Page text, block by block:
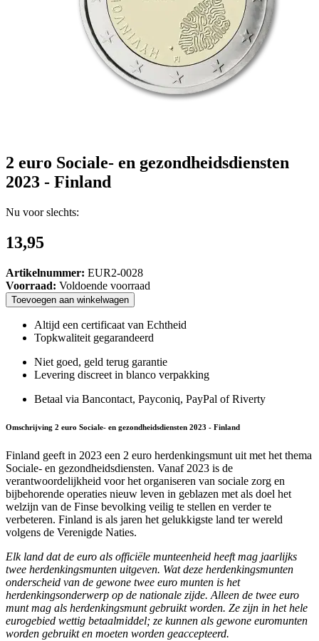
2 euro Sociale- en gezondheidsdiensten
2023 - Finland
Nu voor slechts:
13,95
Artikelnummer: EUR2-0028
Voorraad: Voldoende voorraad
Toevoegen aan winkelwagen
Altijd een certificaat van Echtheid
Topkwaliteit gegarandeerd
Niet goed, geld terug garantie
Levering discreet in blanco verpakking
Betaal via Bancontact, Payconiq, PayPal of Riverty
Omschrijving 2 euro Sociale- en gezondheidsdiensten 2023 - Finland
Finland geeft in 2023 een 2 euro herdenkingsmunt uit met het thema
Sociale- en gezondheidsdiensten. Vanaf 2023 is de
verantwoordelijkheid voor het organiseren van sociale zorg en
bijbehorende operaties nieuw leven in geblazen met als doel het
welzijn van de Finse bevolking veilig te stellen en verder te
verbeteren. Finland is als jaren het gelukkigste land ter wereld
volgens de Verenigde Naties.
Elk land dat de euro als officiële munteenheid heeft mag jaarlijks
twee herdenkingsmunten uitgeven. Wat deze herdenkingsmunten
onderscheid van de gewone twee euro munten is het
herdenkingsonderwerp op de nationale zijde. Alleen de twee euro
munt mag als herdenkingsmunt gebruikt worden. Ze zijn in het hele
eurogebied wettig betaalmiddel; ze kunnen als gewone euromunten
worden gebruikt en moeten worden geaccepteerd.